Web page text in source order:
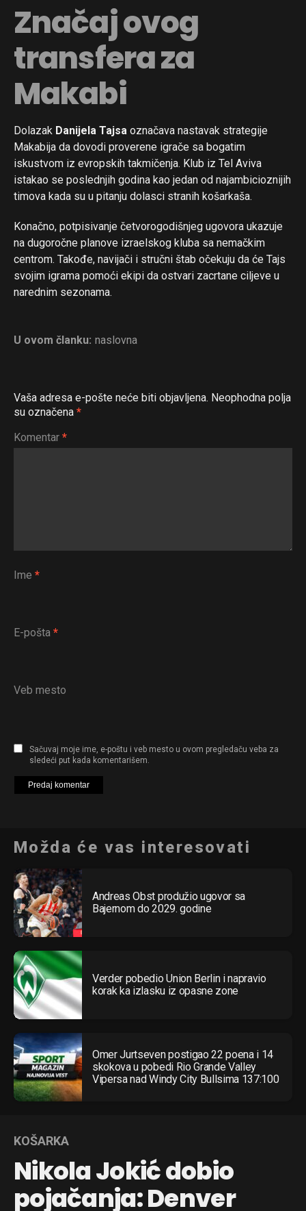
Značaj ovog
transfera za
Makabi
Dolazak Danijela Tajsa označava nastavak strategije
Makabija da dovodi proverene igrače sa bogatim
iskustvom iz evropskih takmičenja. Klub iz Tel Aviva
istakao se poslednjih godina kao jedan od najambicioznijih
timova kada su u pitanju dolasci stranih košarkaša.
Konačno, potpisivanje četvorogodišnjeg ugovora ukazuje
na dugoročne planove izraelskog kluba sa nemačkim
centrom. Takođe, navijači i stručni štab očekuju da će Tajs
svojim igrama pomoći ekipi da ostvari zacrtane ciljeve u
narednim sezonama.
U ovom članku: naslovna
Vaša adresa e-pošte neće biti objavljena. Neophodna polja
su označena *
Komentar *
Ime *
E-pošta *
Veb mesto
Sačuvaj moje ime, e-poštu i veb mesto u ovom pregledaču veba za
sledeći put kada komentarišem.
Možda će vas interesovati
Andreas Obst produžio ugovor sa
Bajernom do 2029. godine
Verder pobedio Union Berlin i napravio
korak ka izlasku iz opasne zone
Omer Jurtseven postigao 22 poena i 14
skokova u pobedi Rio Grande Valley
Vipersa nad Windy City Bullsima 137:100
KOŠARKA
Nikola Jokić dobio
pojačanja: Denver